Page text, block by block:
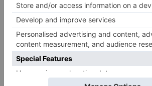
Kindern. Frauen wägten sorgsam
Sex hatten, denn Sex, Beziehung
Fortpflanzung waren damals noch
miteinander verwoben.
Kinder zu haben machte Frauen